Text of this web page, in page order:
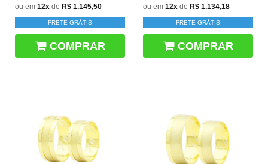
ou em 12x de R$ 1.145,50
FRETE GRÁTIS
COMPRAR
ou em 12x de R$ 1.134,18
FRETE GRÁTIS
COMPRAR